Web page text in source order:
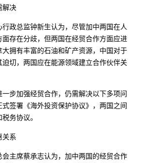
解决
政总监钟新生认为，尽管加中两国在人
存在分歧，但两国在经贸合作方面应进
拥有丰富的石油和矿产资源，中国对于
切，两国应在能源领域建立合作伙伴关
步加强经贸合作，仍需解决以下多项问
签署《海外投资保护协议》，两国之间
务协议。
关系
主席蔡承志认为，加中两国的经贸合作